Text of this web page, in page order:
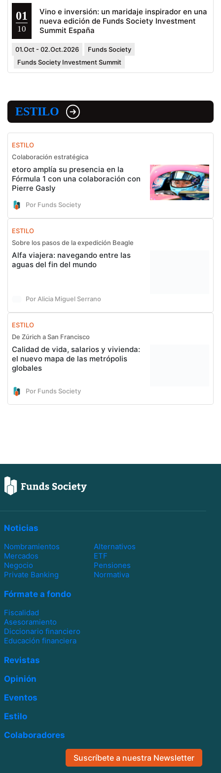
01
10
Vino e inversión: un maridaje inspirador en una
nueva edición de Funds Society Investment
Summit España
01.Oct - 02.Oct.2026
Funds Society
Funds Society Investment Summit
ESTILO
ESTILO
Colaboración estratégica
etoro amplía su presencia en la
Fórmula 1 con una colaboración con
Pierre Gasly
Por Funds Society
ESTILO
Sobre los pasos de la expedición Beagle
Alfa viajera: navegando entre las
aguas del fin del mundo
Por Alicia Miguel Serrano
ESTILO
De Zúrich a San Francisco
Calidad de vida, salarios y vivienda:
el nuevo mapa de las metrópolis
globales
Por Funds Society
Noticias
Nombramientos
Alternativos
Mercados
ETF
Negocio
Pensiones
Private Banking
Normativa
Fórmate a fondo
Fiscalidad
Asesoramiento
Diccionario financiero
Educación financiera
Revistas
Opinión
Eventos
Estilo
Colaboradores
Suscríbete a nuestra Newsletter